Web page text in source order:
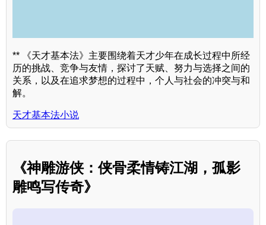
** 《天才基本法》主要围绕着天才少年在成长过程中所经
历的挑战、竞争与友情，探讨了天赋、努力与选择之间的
关系，以及在追求梦想的过程中，个人与社会的冲突与和
解。
天才基本法小说
《神雕游侠：侠骨柔情铸江湖，孤影
雕鸣写传奇》